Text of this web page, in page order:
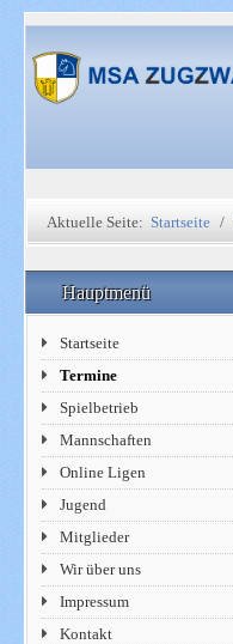
Aktuelle Seite: Startseite
Hauptmenü
Startseite
Termine
Spielbetrieb
Mannschaften
Online Ligen
Jugend
Mitglieder
Wir über uns
Impressum
Kontakt